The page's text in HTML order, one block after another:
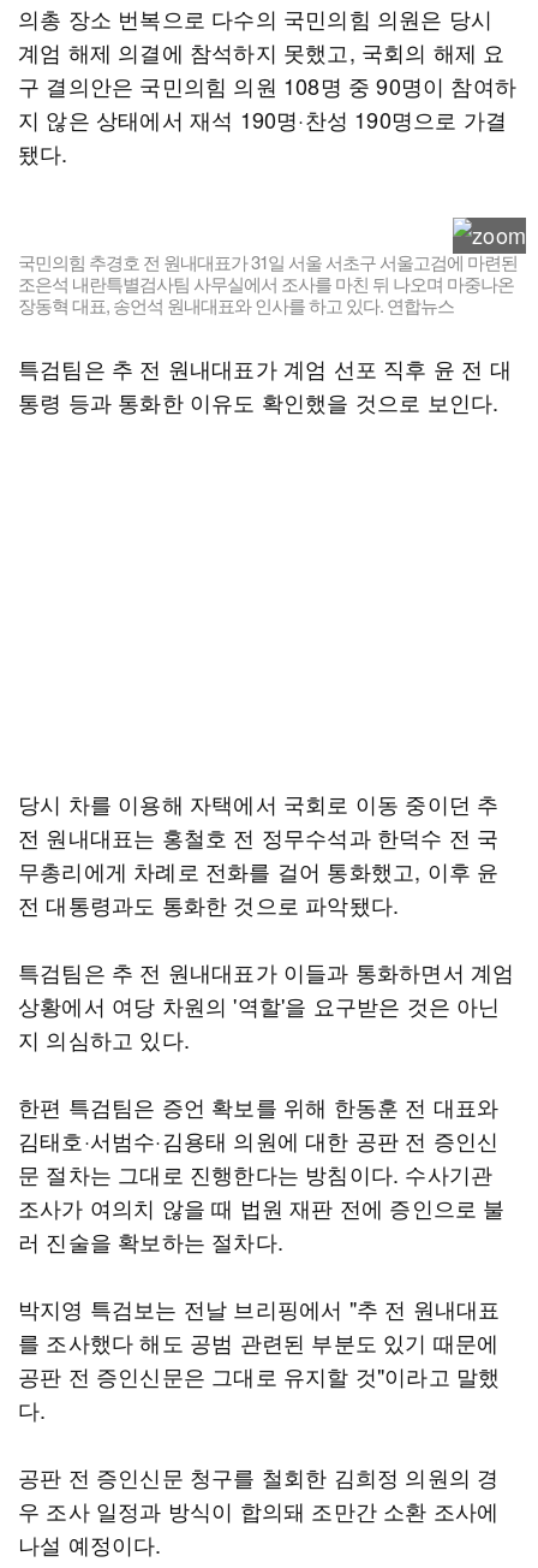
의총 장소 번복으로 다수의 국민의힘 의원은 당시
계엄 해제 의결에 참석하지 못했고, 국회의 해제 요
구 결의안은 국민의힘 의원 108명 중 90명이 참여하
지 않은 상태에서 재석 190명·찬성 190명으로 가결
됐다.
국민의힘 추경호 전 원내대표가 31일 서울 서초구 서울고검에 마련된
조은석 내란특별검사팀 사무실에서 조사를 마친 뒤 나오며 마중나온
장동혁 대표, 송언석 원내대표와 인사를 하고 있다. 연합뉴스
특검팀은 추 전 원내대표가 계엄 선포 직후 윤 전 대
통령 등과 통화한 이유도 확인했을 것으로 보인다.
당시 차를 이용해 자택에서 국회로 이동 중이던 추
전 원내대표는 홍철호 전 정무수석과 한덕수 전 국
무총리에게 차례로 전화를 걸어 통화했고, 이후 윤
전 대통령과도 통화한 것으로 파악됐다.
특검팀은 추 전 원내대표가 이들과 통화하면서 계엄
상황에서 여당 차원의 '역할'을 요구받은 것은 아닌
지 의심하고 있다.
한편 특검팀은 증언 확보를 위해 한동훈 전 대표와
김태호·서범수·김용태 의원에 대한 공판 전 증인신
문 절차는 그대로 진행한다는 방침이다. 수사기관
조사가 여의치 않을 때 법원 재판 전에 증인으로 불
러 진술을 확보하는 절차다.
박지영 특검보는 전날 브리핑에서 "추 전 원내대표
를 조사했다 해도 공범 관련된 부분도 있기 때문에
공판 전 증인신문은 그대로 유지할 것"이라고 말했
다.
공판 전 증인신문 청구를 철회한 김희정 의원의 경
우 조사 일정과 방식이 합의돼 조만간 소환 조사에
나설 예정이다.